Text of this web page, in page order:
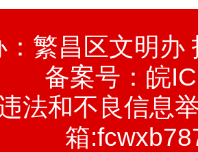
：繁昌区文明办
备案号： 皖
法和不良信息
箱